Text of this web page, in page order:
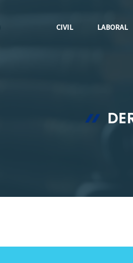
CIVIL LABORAL